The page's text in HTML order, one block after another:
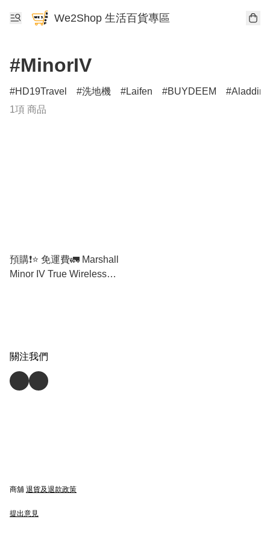
We2Shop 生活百貨專區
#MinorIV
HD19Travel 洗地機 Laifen BUYDEEM
Aladdin
1項 商品
預購❗️⭐️ 免運費🚛 Marshall
Minor IV True Wireless
關注我們
商舖 退貨及退款政策
提出意見